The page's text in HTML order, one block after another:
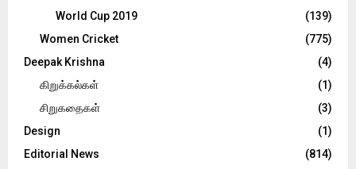
World Cup 2019
(139)
Women Cricket
(775)
Deepak Krishna
(4)
கிறுக்கல்கள்
(1)
சிறுகதைகள்
(3)
Design
(1)
Editorial News
(814)